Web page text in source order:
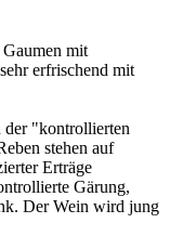
mit
erfrischend mit
der "kontrollierten
stehen auf
Erträge
Gärung,
Der Wein wird jung